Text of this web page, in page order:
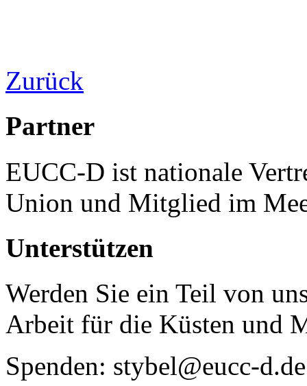
Zurück
Partner
EUCC-D ist nationale
Union und Mitglied im
Unterstützen
Werden Sie ein Teil von
Arbeit für die Küsten und
Spenden: stybel@eucc-d.de